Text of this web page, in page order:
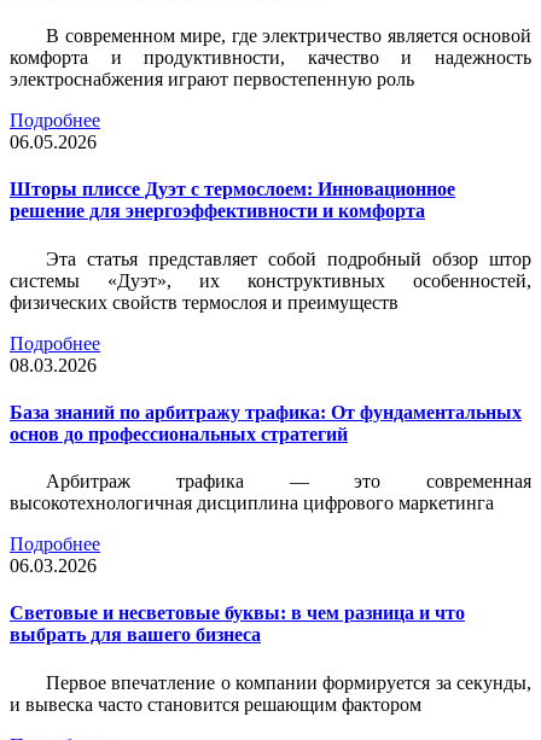
В современном мире, где электричество является основой
комфорта и продуктивности, качество и надежность
электроснабжения играют первостепенную роль
Подробнее
06.05.2026
Шторы плиссе Дуэт с термослоем: Инновационное
решение для энергоэффективности и комфорта
Эта статья представляет собой подробный обзор штор
системы «Дуэт», их конструктивных особенностей,
физических свойств термослоя и преимуществ
Подробнее
08.03.2026
База знаний по арбитражу трафика: От фундаментальных
основ до профессиональных стратегий
Арбитраж трафика — это современная
высокотехнологичная дисциплина цифрового маркетинга
Подробнее
06.03.2026
Световые и несветовые буквы: в чем разница и что
выбрать для вашего бизнеса
Первое впечатление о компании формируется за секунды,
и вывеска часто становится решающим фактором